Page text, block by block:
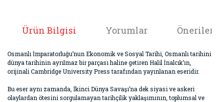
Ürün Bilgisi Yorumlar
Osmanlı İmparatorluğu’nun Ekonomik ve Sosyal Tarihi, Osmanlı tarihini
dünya tarihinin ayrılmaz bir parçası haline getiren Halil İnalcık’ın,
orijinali Cambridge University Press tarafından yayınlanan eseridir.
Bu eser aynı zamanda, İkinci Dünya Savaşı’na dek siyasi ve askeri
olaylardan ötesini sorgulamayan tarihçilik yaklaşımının, toplumsal ve